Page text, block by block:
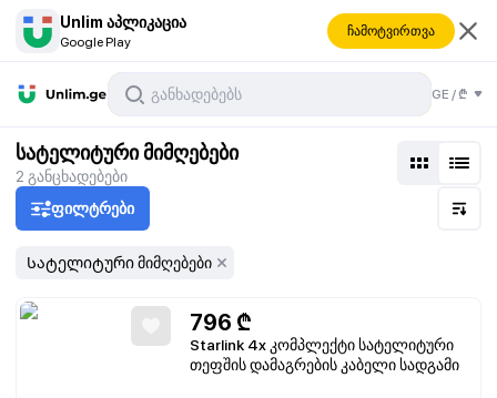
Unlim აპლიკაცია
Google Play
ჩამოტვირთვა
GE /₾
სატელიტური მიმღებები
2 განცხადებები
ფილტრები
Სატელიტური მიმღებები
796 ₾
Starlink 4x კომპლექტი სატელიტური
თეფშის დამაგრების კაბელი სადგამი